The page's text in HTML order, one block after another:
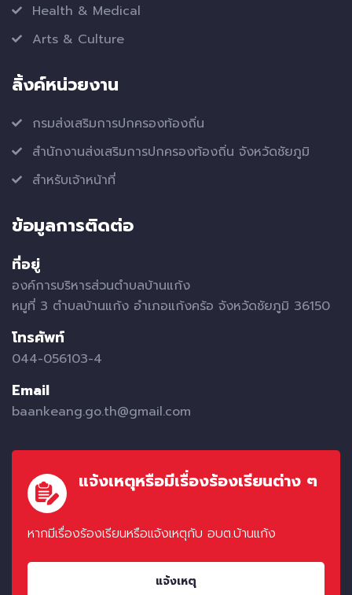
Health & Medical
Arts & Culture
ลิ้งค์หน่วยงาน
กรมส่งเสริมการปกครองท้องถิ่น
สำนักงานส่งเสริมการปกครองท้องถิ่น จังหวัดชัยภูมิ
สำหรับเจ้าหน้าที่
ข้อมูลการติดต่อ
ที่อยู่
องค์การบริหารส่วนตำบลบ้านแก้ง
หมูที่ 3 ตำบลบ้านแก้ง อำเภอแก้งคร้อ จังหวัดชัยภูมิ 36150
โทรศัพท์
044-056103-4
Email
baankeang.go.th@gmail.com
แจ้งเหตุหรือมีเรื่องร้องเรียนต่าง ๆ
หากมีเรื่องร้องเรียนหรือแจ้งเหตุกับ อบต.บ้านแก้ง
แจ้งเหตุ